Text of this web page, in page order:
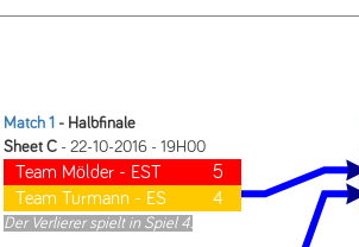
Match 1 - Halbfinale
Sheet C - 22-10-2016 - 19H00
Team Mölder - EST
5
Team Turmann - ES
4
Der Verlierer spielt in Spiel 4.